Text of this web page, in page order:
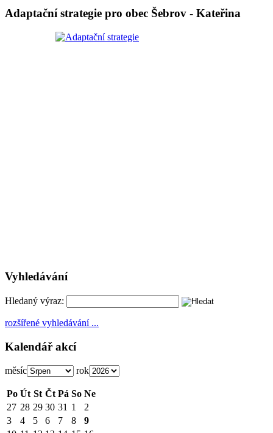
Adaptační strategie pro obec Šebrov - Kateřina
Vyhledávání
Hledaný výraz:
rozšířené vyhledávání ...
Kalendář akcí
měsíc rok
Po Út St Čt Pá So Ne
27 28 29 30 31 1
2
3
4 5 6 7 8
9